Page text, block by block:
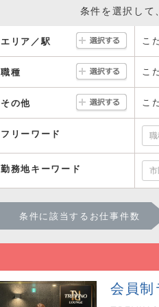
条件を選択して
エリア／駅 こ
職種 こ
その他 こ
フリーワード
勤務地キーワード
条件に該当するお仕事件数
会員制